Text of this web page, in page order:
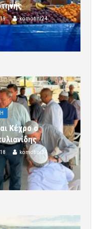
komotini24
Κέχρο ο
komotini24